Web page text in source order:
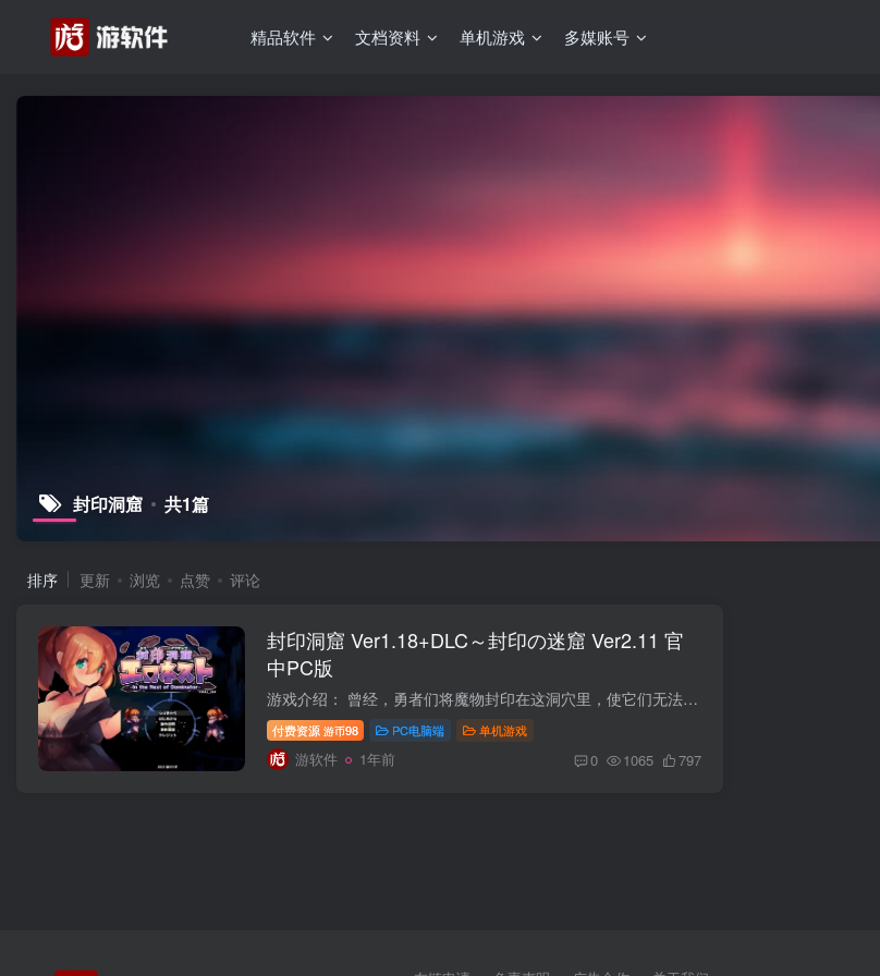
精品软件 文档资料 单机游戏 多媒账号
封印洞窟 共1篇
排序 更新 浏览 点赞 评论
封印洞窟 Ver1.18+DLC～封印の迷窟 Ver2.11 官
中PC版
游戏介绍： 曾经，勇者们将魔物封印在这洞穴里，使它们无法逃脱。据说洞穴里可能还有一些值钱宝藏，因此近年来，一直积极地派遣冒险者前往洞穴探索。敌对怪物・・・会袭击进入洞穴的冒险者。饥...
付费资源 游币98 PC电脑端 单机游戏
游软件 1年前 0 1065 797